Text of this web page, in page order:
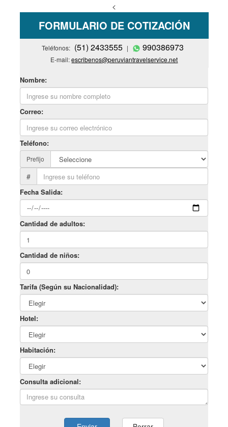
<
FORMULARIO DE COTIZACIÓN
Teléfonos: (51) 2433555 | 990386973
E-mail:escribenos@peruviantravelservice.net